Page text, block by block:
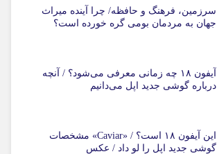
سرزمین، فرهنگ و حافظه/ چرا آینده میراث
جهان به مردمان بومی گره خورده است؟
آیفون ۱۸ چه زمانی معرفی می‌شود؟ / آنچه
درباره گوشی جدید اپل می‌دانیم
این آیفون ۱۸ است؟ / «Caviar» مشخصات
گوشی جدید اپل را لو داد / عکس